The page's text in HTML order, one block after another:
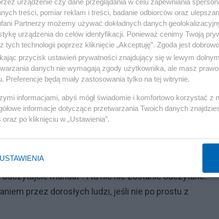
akcie utrwali się, moim zdaniem, w Bractwie duch
doświadczenia Kościoła
papież nie są nam po prostu do niczego potrzebni”.
że po tym akcie wierni nie tylko otrzymają
– nieważnie. Myślę tutaj o spowiedzi
tego aktu księża Bractwa stracą bowiem
im papież Franciszek.
zapyta: „Czy macie mandat apostolski?”.
po pierwsze nieprawda. Po drugie, rubryki ceremonii
mandat”. I tu nic nie zostanie odczytane.
przez dorosłych ludzi, jeśli nie po prostu z
treści, pomiar reklam i treści, badanie odbiorców oraz
Partnerzy możemy używać dokładnych danych
urządzenia do celów identyfikacji. Ponieważ cenimy Twoją
tych technologii poprzez kliknięcie „Akceptuję”. Zgoda jest
przycisk ustawień prywatności znajdujący się w lewym
danych nie wymagają zgody użytkownika, ale masz
Preferencje będą miały zastosowania tylko na tej witrynie.
informacjami, abyś mógł świadomie i komfortowo korzystać z
informacje dotyczące przetwarzania Twoich danych
oraz po kliknięciu w „Ustawienia”.
USTAWIENIA